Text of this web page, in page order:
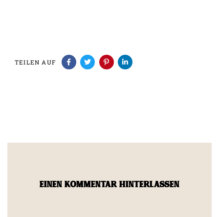
TEILEN AUF
EINEN KOMMENTAR HINTERLASSEN